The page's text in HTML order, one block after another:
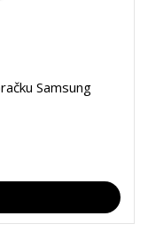
Samsung